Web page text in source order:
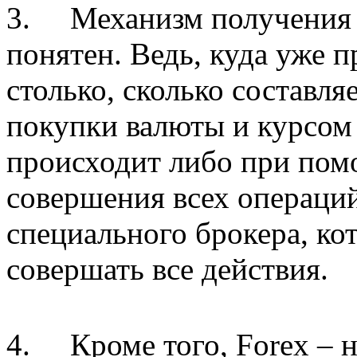
3. Механизм
понятен. Ведь, куда уже
столько, сколько
покупки валюты и
происходит либо при
совершения всех
специального брокера,
совершать все действия.
4. Кроме того, Forex –